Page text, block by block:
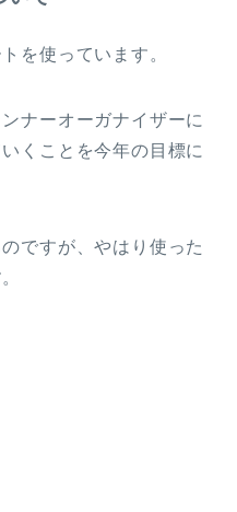
を使っています。
ナーオーガナイザーに
くことを今年の目標に
ですが、やはり使った